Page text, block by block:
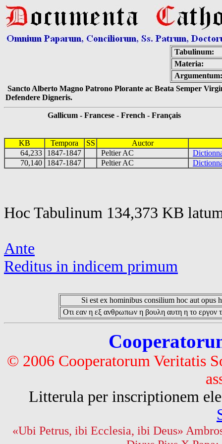
Tabulinum:
Materia:
Argumentum:
Sancto Alberto Magno Patrono Plorante ac Beata Semper
Defendere Digneris.
Gallicum - Francese - French - Français
KB Tempora SS
Auctor
64,233
1847-1847 Peltier AC
70,140
1847-1847 Peltier AC
Hoc Tabulinum 134,373 KB
Ante
Reditus in indicem primum
Si est ex hominibus consilium hoc aut opus
Οτι εαν η εξ ανθρωπων η βουλη αυτη η το εργον
© 2006 Cooperatorum Veritatis
Litterula per inscriptionem
«Ubi Petrus, ibi Ecclesia, ibi Deus»